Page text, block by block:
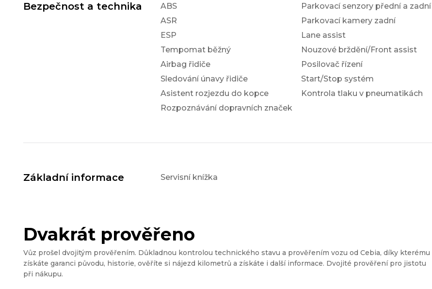
Bezpečnost a technika
ABS
ASR
ESP
Tempomat běžný
Airbag řidiče
Sledování únavy řidiče
Asistent rozjezdu do kopce
Rozpoznávání dopravních značek
Parkovací senzory přední a zadní
Parkovací kamery zadní
Lane assist
Nouzové brždění/Front assist
Posilovač řízení
Start/Stop systém
Kontrola tlaku v pneumatikách
Základní informace Servisní knížka
Dvakrát prověřeno
Vůz prošel dvojitým prověřením. Důkladnou kontrolou technického stavu a prověřením vozu od Cebia, díky kterému
získáte garanci původu, historie, ověříte si nájezd kilometrů a získáte i další informace. Dvojité prověření pro jistotu
při nákupu.